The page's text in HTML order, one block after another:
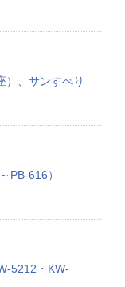
）、サンすべり
PB-616）
5212・KW-